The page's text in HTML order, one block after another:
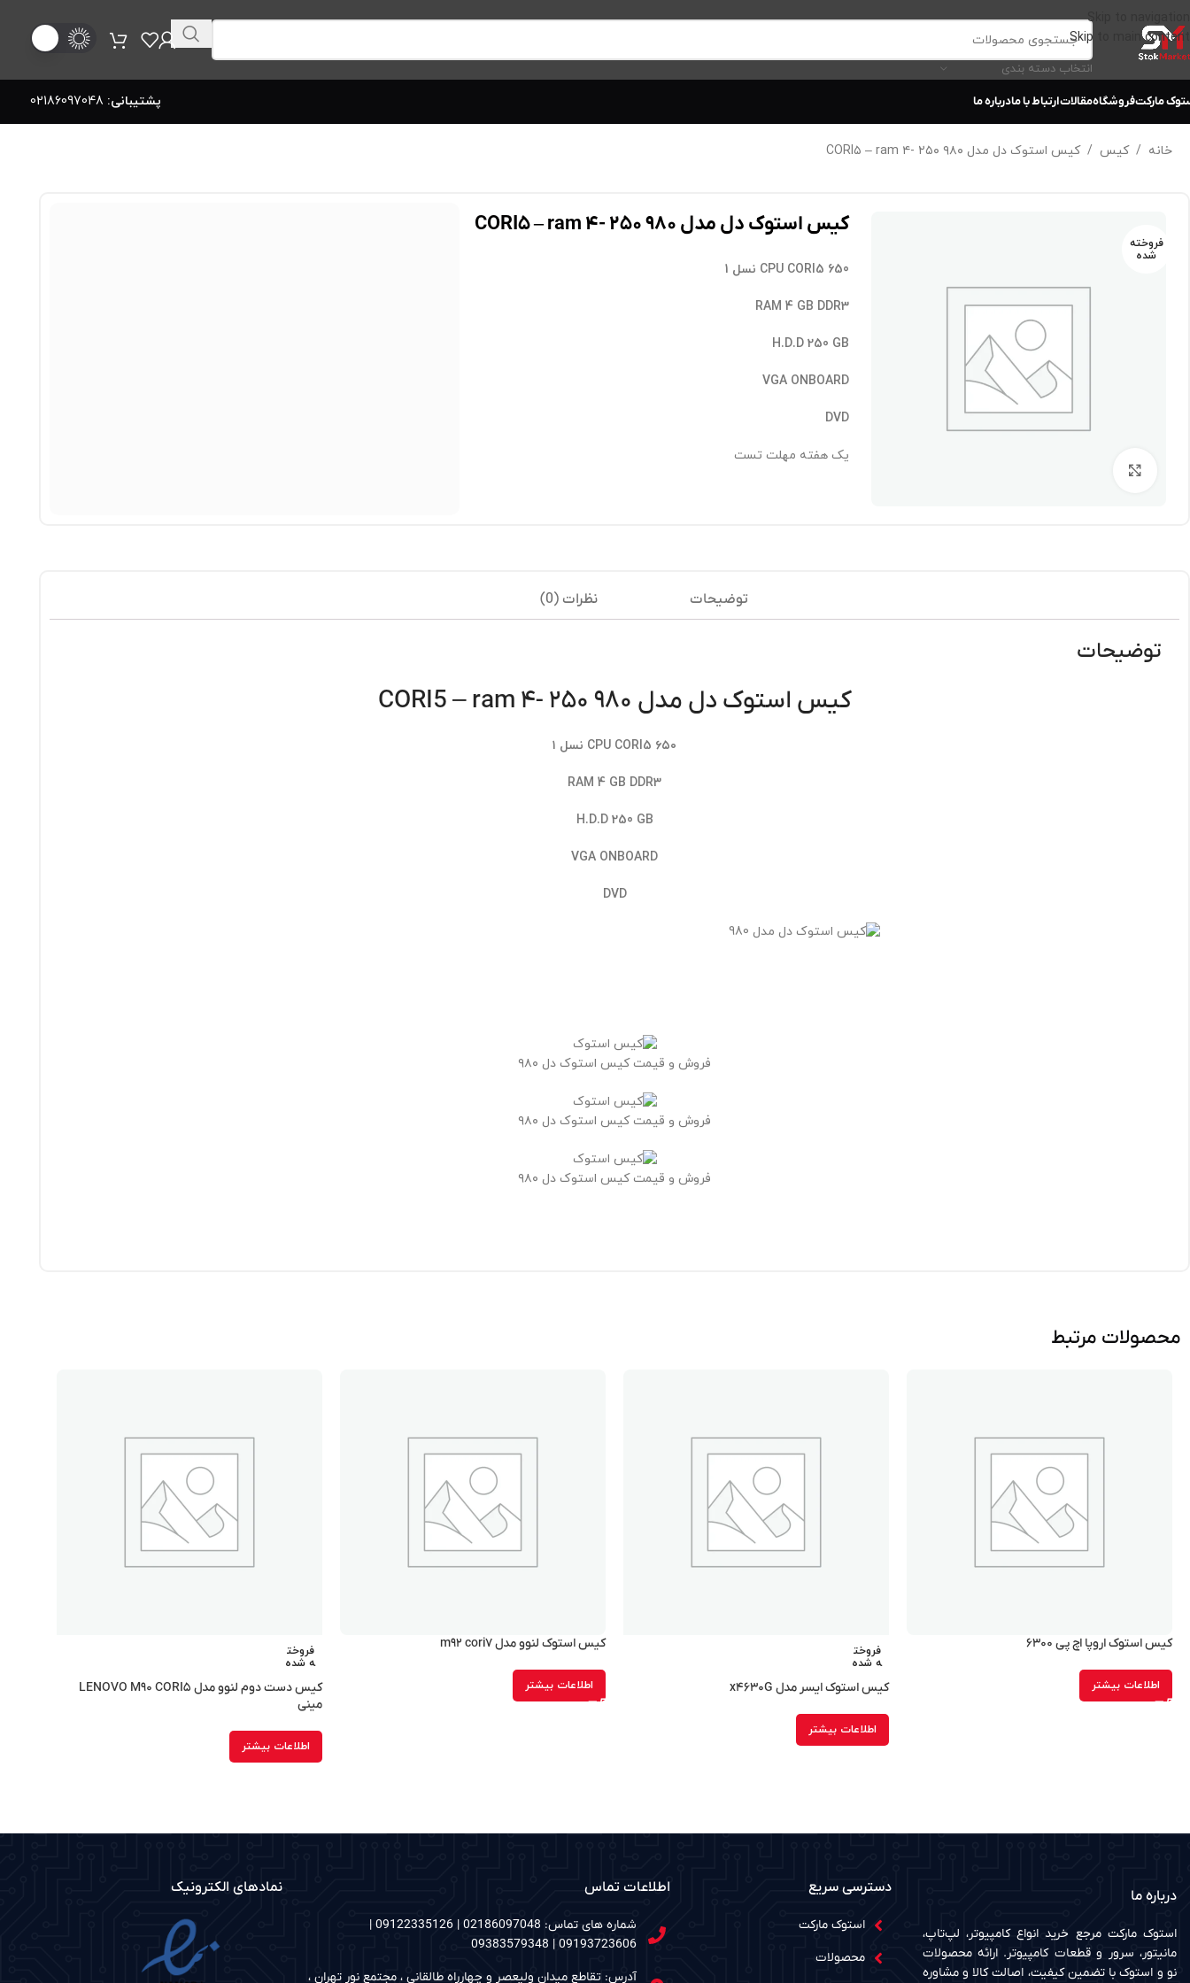
Skip to navigation
Skip to main content
انتخاب دسته بندی
مارکتفروشگاهمقالاتارتباط با مادرباره ما پشتیبانی: 02186097048
خانه / کیس / کیس استوک دل مدل ۹۸۰ CORI۵ – ram ۴- ۲۵۰
فروخته
شده
کیس استوک دل مدل ۹۸۰ CORI۵ – ram ۴- ۲۵۰
CPU CORI5 650 نسل 1
RAM 4 GB DDR3
H.D.D 250 GB
VGA ONBOARD
DVD
یک هفته مهلت تست
توضیحات نظرات (0)
توضیحات
کیس استوک دل مدل ۹۸۰ CORI5 – ram ۴- ۲۵۰
CPU CORI5 ۶۵۰ نسل ۱
RAM 4 GB DDR3
H.D.D 250 GB
VGA ONBOARD
DVD
فروش و قیمت کیس استوک دل ۹۸۰
فروش و قیمت کیس استوک دل ۹۸۰
فروش و قیمت کیس استوک دل ۹۸۰
محصولات مرتبط
کیس استوک اروپا اچ پی ۶۳۰۰
اطلاعات بیشتر
فروخت
ه شده
کیس استوک ایسر مدل x۴۶۳۰G
اطلاعات بیشتر
کیس استوک لنوو مدل m۹۲ cori۷
اطلاعات بیشتر
فروخت
ه شده
کیس دست دوم لنوو مدل LENOVO M۹۰ CORI۵
مینی
اطلاعات بیشتر
درباره ما
استوک مارکت مرجع خرید انواع کامپیوتر، لپ‌تاپ،
مانیتور، سرور و قطعات کامپیوتر. ارائه محصولات
نو و استوک با تضمین کیفیت، اصالت کالا و مشاوره
دسترسی سریع
استوک مارکت
محصولات
اطلاعات تماس
شماره های تماس: 02186097048 | 09122335126 |
09193723606 | 09383579348
آدرس: تقاطع میدان ولیعصر و چهارراه طالقانی ، مجتمع نور تهران ،
نمادهای الکترونیک